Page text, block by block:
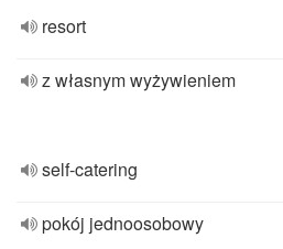
resort
z własnym wyżywieniem
self-catering
pokój jednoosobowy